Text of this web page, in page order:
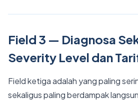
Field 3 — Diagnosa
Severity Level dan
Field ketiga adalah yang paling
sekaligus paling berdampak